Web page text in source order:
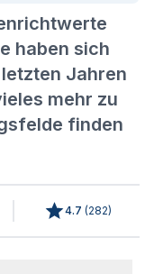
haben sich
Jahren
mehr zu
finden
4.7 (282)